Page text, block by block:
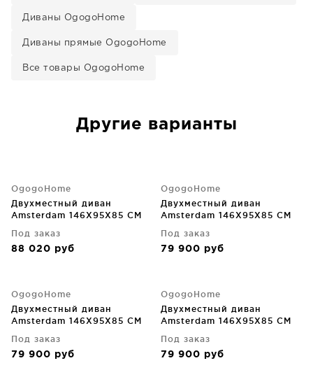
Диваны OgogoHome
Диваны прямые OgogoHome
Все товары OgogoHome
Другие варианты
OgogoHome
Двухместный диван
Amsterdam 146X95X85 CM
Под заказ
88 020 руб
OgogoHome
Двухместный диван
Amsterdam 146X95X85 CM
Под заказ
79 900 руб
OgogoHome
Двухместный диван
Amsterdam 146X95X85 CM
Под заказ
79 900 руб
OgogoHome
Двухместный диван
Amsterdam 146X95X85 CM
Под заказ
79 900 руб